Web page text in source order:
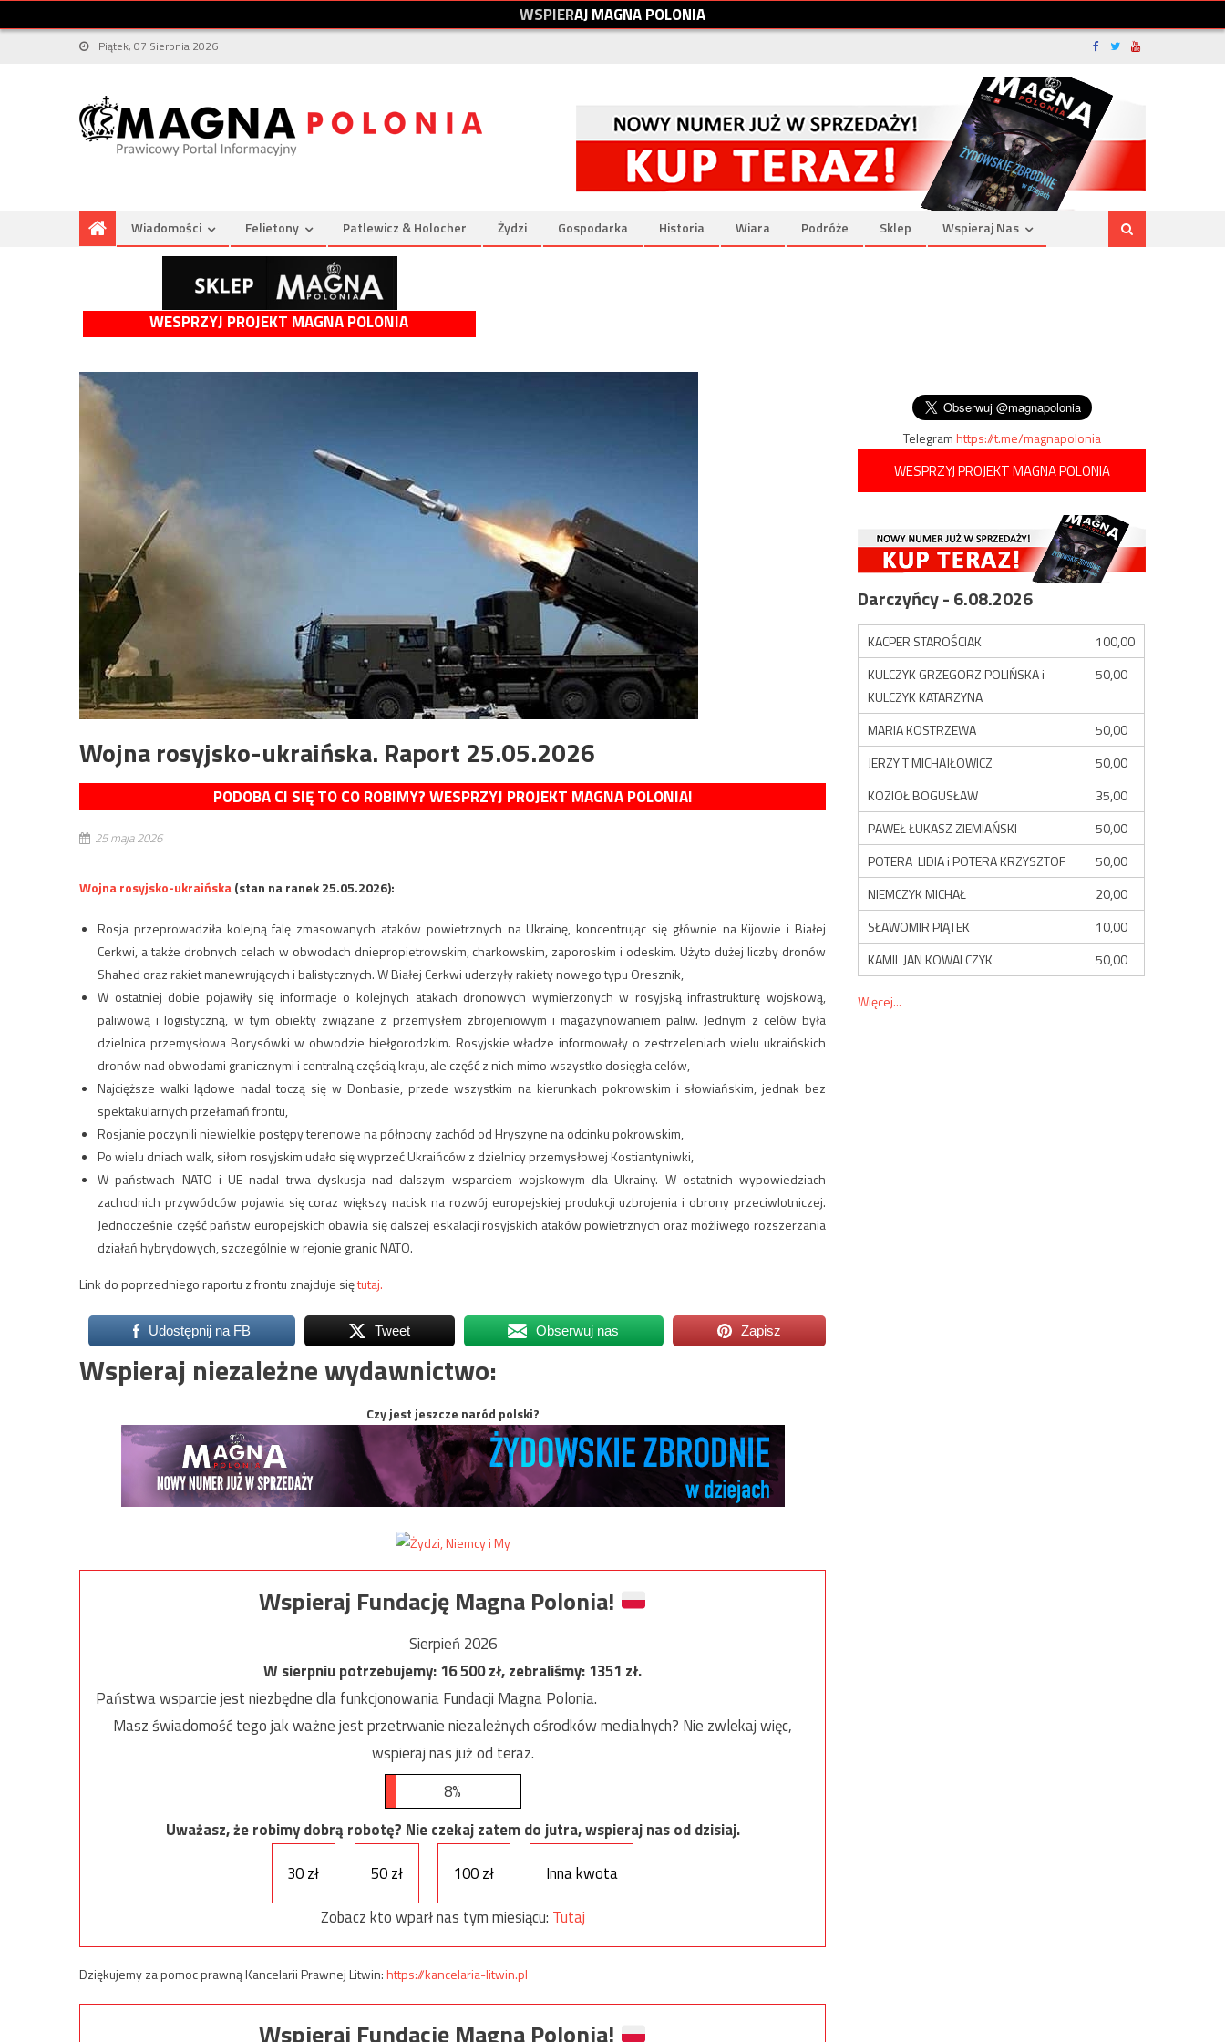
WSPIERAJMAGNAPOLONIA
Piątek, 07 Sierpnia 2026
Wiadomości Felietony Patlewicz & Holocher Żydzi Gospodarka Historia Wiara Podróże Sklep Wspieraj Nas
WESPRZYJ PROJEKT MAGNA POLONIA
Wojna rosyjsko-ukraińska. Raport 25.05.2026
PODOBA CI SIĘ TO CO ROBIMY? WESPRZYJ PROJEKT MAGNA POLONIA!
25 maja 2026
Wojna rosyjsko-ukraińska(stan na ranek 25.05.2026):
Rosja przeprowadziła kolejną falę zmasowanych ataków powietrznych na Ukrainę, koncentrując się głównie na Kijowie i Białej
Cerkwi, a także drobnych celach w obwodach dniepropietrowskim, charkowskim, zaporoskim i odeskim. Użyto dużej liczby dronów
Shahed oraz rakiet manewrujących i balistycznych. W Białej Cerkwi uderzyły rakiety nowego typu Oresznik,
W ostatniej dobie pojawiły się informacje o kolejnych atakach dronowych wymierzonych w rosyjską infrastrukturę wojskową,
paliwową i logistyczną, w tym obiekty związane z przemysłem zbrojeniowym i magazynowaniem paliw. Jednym z celów była
dzielnica przemysłowa Borysówki w obwodzie biełgorodzkim. Rosyjskie władze informowały o zestrzeleniach wielu ukraińskich
dronów nad obwodami granicznymi i centralną częścią kraju, ale część z nich mimo wszystko dosięgła celów,
Najcięższe walki lądowe nadal toczą się w Donbasie, przede wszystkim na kierunkach pokrowskim i słowiańskim, jednak bez
spektakularnych przełamań frontu,
Rosjanie poczynili niewielkie postępy terenowe na północny zachód od Hryszyne na odcinku pokrowskim,
Po wielu dniach walk, siłom rosyjskim udało się wyprzeć Ukraińców z dzielnicy przemysłowej Kostiantyniwki,
W państwach NATO i UE nadal trwa dyskusja nad dalszym wsparciem wojskowym dla Ukrainy. W ostatnich wypowiedziach
zachodnich przywódców pojawia się coraz większy nacisk na rozwój europejskiej produkcji uzbrojenia i obrony przeciwlotniczej.
Jednocześnie część państw europejskich obawia się dalszej eskalacji rosyjskich ataków powietrznych oraz możliwego rozszerzania
działań hybrydowych, szczególnie w rejonie granic NATO.
Link do poprzedniego raportu z frontu znajduje siętutaj.
Udostępnij na FB Tweet Obserwuj nas Zapisz
Wspieraj niezależne wydawnictwo:
Czy jest jeszcze naród polski?
Wspieraj Fundację Magna Polonia!
Sierpień 2026
W sierpniu potrzebujemy:16 500zł, zebraliśmy:1351 zł.
Państwa wsparcie jest niezbędne dla funkcjonowania Fundacji Magna Polonia.
Masz świadomość tego jak ważne jest przetrwanie niezależnych ośrodków medialnych? Nie zwlekaj więc,
wspieraj nas już od teraz.
8%
Uważasz, że robimy dobrą robotę? Nie czekaj zatem do jutra, wspieraj nas od dzisiaj.
30 zł
50 zł 100 zł
Inna kwota
Zobacz kto wparł nas tym miesiącu: Tutaj
Dziękujemy za pomoc prawną Kancelarii Prawnej Litwin:https://kancelaria-litwin.pl
Wspieraj Fundację Magna Polonia!
Telegramhttps://t.me/magnapolonia
WESPRZYJ PROJEKT MAGNA POLONIA
Darczyńcy - 6.08.2026
KACPER STAROŚCIAK
100,00
KULCZYK GRZEGORZ POLIŃSKA i
KULCZYK KATARZYNA
50,00
MARIA KOSTRZEWA
50,00
JERZY T MICHAJŁOWICZ
50,00
KOZIOŁ BOGUSŁAW
35,00
PAWEŁ ŁUKASZ ZIEMIAŃSKI
50,00
POTERA LIDIA i POTERA KRZYSZTOF
50,00
NIEMCZYK MICHAŁ
20,00
SŁAWOMIR PIĄTEK
10,00
KAMIL JAN KOWALCZYK
50,00
Więcej...